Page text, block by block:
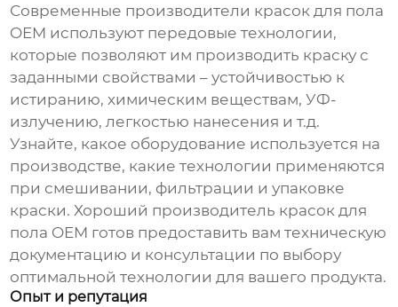
Современные производители красок для пола
OEM используют передовые технологии,
которые позволяют им производить краску с
заданными свойствами – устойчивостью к
истиранию, химическим веществам, УФ-
излучению, легкостью нанесения и т.д.
Узнайте, какое оборудование используется на
производстве, какие технологии применяются
при смешивании, фильтрации и упаковке
краски. Хороший производитель красок для
пола OEM готов предоставить вам техническую
документацию и консультации по выбору
оптимальной технологии для вашего продукта.
Опыт и репутация